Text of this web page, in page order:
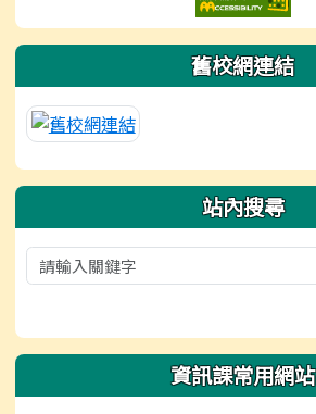
舊校網連結
站內搜尋
資訊課常用網站